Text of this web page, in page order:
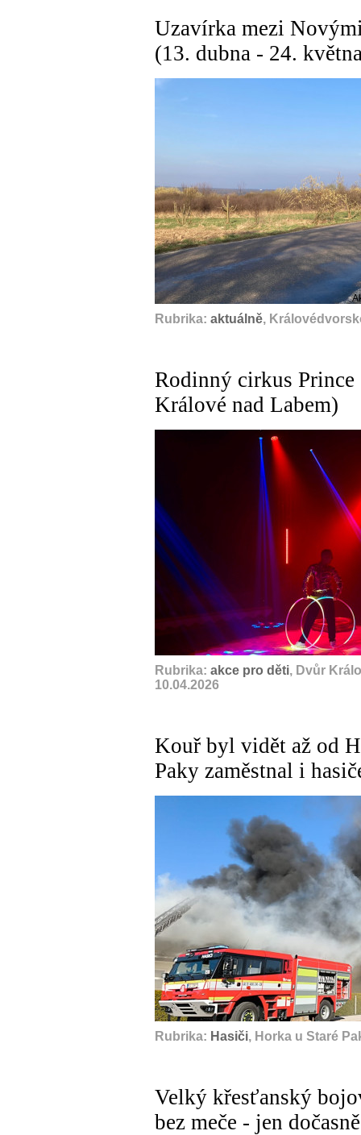
Uzavírka mezi
(13. dubna - 24.
Rubrika: aktuálně,
Rodinný cirkus
Králové nad Labem)
Rubrika: akce pro děti, Dvůr
10.04.2026
Kouř byl vidět až od
Paky zaměstnal i
Rubrika: Hasiči, Horka u Staré
Velký křesťanský
bez meče - jen dočasně